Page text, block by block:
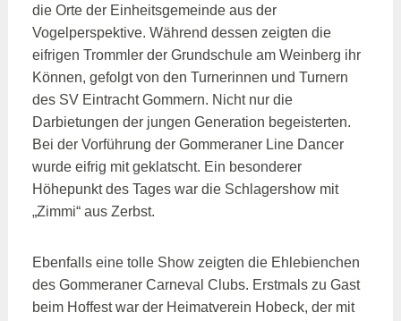
die Orte der Einheitsgemeinde aus der
Vogelperspektive. Während dessen zeigten die
eifrigen Trommler der Grundschule am Weinberg ihr
Können, gefolgt von den Turnerinnen und Turnern
des SV Eintracht Gommern. Nicht nur die
Darbietungen der jungen Generation begeisterten.
Bei der Vorführung der Gommeraner Line Dancer
wurde eifrig mit geklatscht. Ein besonderer
Höhepunkt des Tages war die Schlagershow mit
„Zimmi“ aus Zerbst.
Ebenfalls eine tolle Show zeigten die Ehlebienchen
des Gommeraner Carneval Clubs. Erstmals zu Gast
beim Hoffest war der Heimatverein Hobeck, der mit